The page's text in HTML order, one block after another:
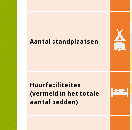
Aantal standplaatsen
Huurfaciliteiten
(vermeld in het totale
aantal bedden)